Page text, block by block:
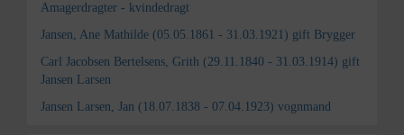
Amagerdragter - kvindedragt
Jansen, Ane Mathilde (05.05.1861 - 31.03.1921) gift Brygger
Carl Jacobsen Bertelsens, Grith (29.11.1840 - 31.03.1914) gift
Jansen Larsen
Jansen Larsen, Jan (18.07.1838 - 07.04.1923) vognmand